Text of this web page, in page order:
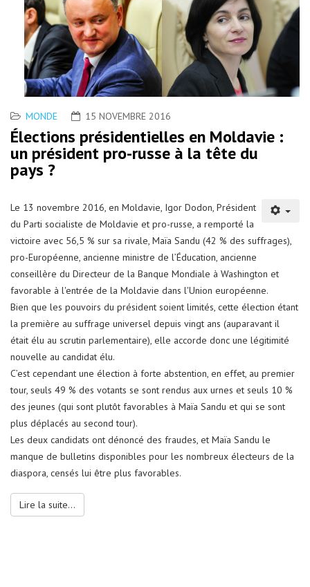
MONDE 15 NOVEMBRE 2016
Élections présidentielles en Moldavie :
un président pro-russe à la tête du
pays ?
Le 13 novembre 2016, en Moldavie, Igor Dodon, Président
victoire avec 56,5 % sur sa rivale, Maïa Sandu (42 % des suffrages),
pro-Européenne, ancienne ministre de l’Éducation, ancienne
conseillère du Directeur de la Banque Mondiale à Washington et
favorable à l'entrée de la Moldavie dans l'Union européenne.
Bien que les pouvoirs du président soient limités, cette élection étant
la première au suffrage universel depuis vingt ans (auparavant il
était élu au scrutin parlementaire), elle accorde donc une légitimité
nouvelle au candidat élu.
C’est cependant une élection à forte abstention, en effet, au premier
tour, seuls 49 % des votants se sont rendus aux urnes et seuls 10 %
des jeunes (qui sont plutôt favorables à Maïa Sandu et qui se sont
plus déplacés au second tour).
Les deux candidats ont dénoncé des fraudes, et Maïa Sandu le
manque de bulletins disponibles pour les nombreux électeurs de la
diaspora, censés lui être plus favorables.
Lire la suite...